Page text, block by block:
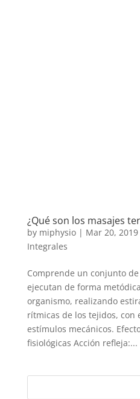
¿Qué son los masajes
by miphysio| Mar 20, 2019
Integrales
Comprende un conjunto
ejecutan de forma
organismo, realizando
rítmicas de los tejidos,
estímulos mecánicos.
fisiológicas Acción refleja:...